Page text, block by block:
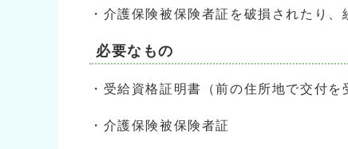
・介護保険被保険者証を破損されたり
必要なもの
・受給資格証明書（前の住所地で交付を
・介護保険被保険者証